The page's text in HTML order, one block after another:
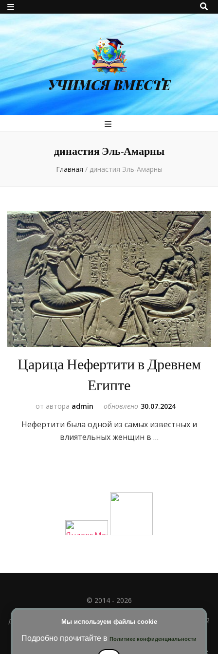
УЧИМСЯ ВМЕСТЕ
династия Эль-Амарны
Главная / династия Эль-Амарны
Царица Нефертити в Древнем
Египте
от автора admin обновлено 30.07.2024
Нефертити была одной из самых известных и
влиятельных женщин в …
Мы используем файлы cookie
Подробно прочитайте в Политике конфиденциальности
© 2014 - 2026
Полное или частичное использование материала
допускается только при наличии активной и индексируемой
Blossom Diva | РазработанаТемы Blossom . На платформе